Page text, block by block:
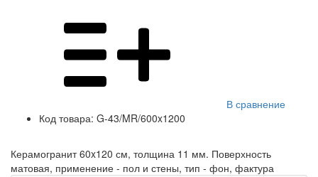
В сравнение
Код товара: G-43/MR/600x1200
Керамогранит 60x120 см, толщина 11 мм. Поверхность
матовая, применение - пол и стены, тип - фон, фактура